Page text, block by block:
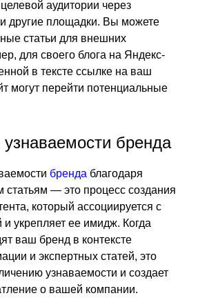
аудитории через
другие площадки. Вы можете
статьи для внешних
для своего блога на Яндекс-
в тексте ссылке на ваш
могут перейти потенциальные
бренда
бренда благодаря
— это процесс создания
который ассоциируется с
укрепляет ее имидж. Когда
ваш бренд в контексте
и экспертных статей, это
узнаваемости и создает
о вашей компании.